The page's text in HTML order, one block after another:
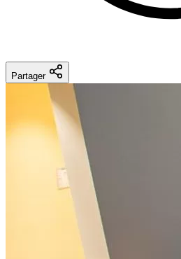
Partager